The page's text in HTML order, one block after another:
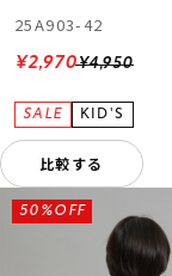
25A903-42
¥4,950
¥2,970
比較する
50%OFF